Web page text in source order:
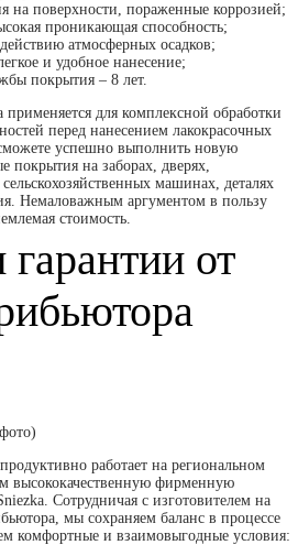
на поверхности, пораженные коррозией;
проникающая способность;
атмосферных осадков;
и удобное нанесение;
покрытия – 8 лет.
для комплексной обработки
перед нанесением лакокрасочных
успешно выполнить новую
покрытия на заборах, дверях,
машинах, деталях
Немаловажным аргументом в пользу
стоимость.
от
работает на региональном
высококачественную фирменную
Сотрудничая с изготовителем на
мы сохраняем баланс в процессе
комфортные и взаимовыгодные условия: